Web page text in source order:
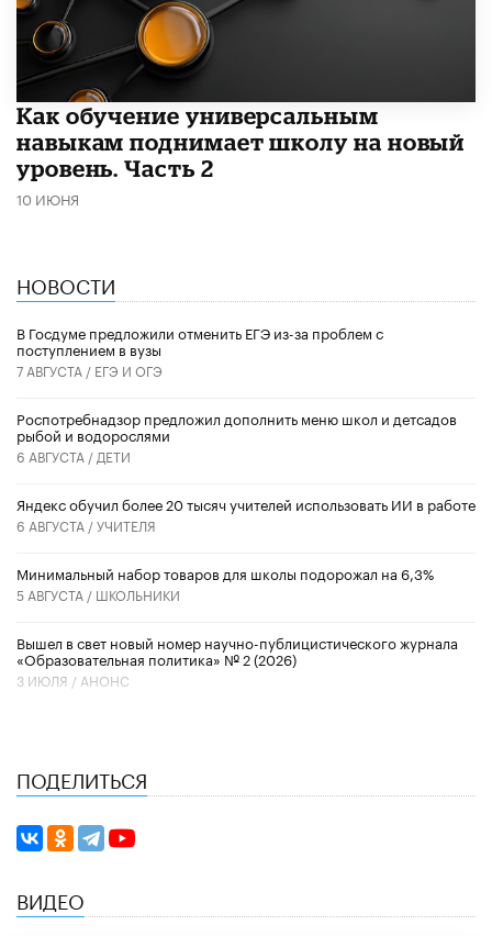
​Как обучение универсальным
навыкам поднимает школу на новый
уровень. Часть 2
10 ИЮНЯ
НОВОСТИ
В Госдуме предложили отменить ЕГЭ из-за проблем с
поступлением в вузы
7 АВГУСТА / ЕГЭ И ОГЭ
Роспотребнадзор предложил дополнить меню школ и детсадов
рыбой и водорослями
6 АВГУСТА / ДЕТИ
​Яндекс обучил более 20 тысяч учителей использовать ИИ в работе
6 АВГУСТА /УЧИТЕЛЯ
Минимальный набор товаров для школы подорожал на 6,3%
5 АВГУСТА / ШКОЛЬНИКИ
Вышел в свет новый номер научно-публицистического журнала
«Образовательная политика» № 2 (2026)
3 ИЮЛЯ / АНОНС
ПОДЕЛИТЬСЯ
ВИДЕО